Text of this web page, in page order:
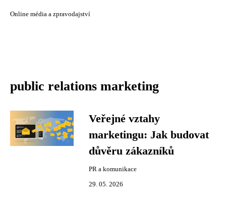
Online média a zpravodajství
public relations marketing
Veřejné vztahy
marketingu: Jak budovat
důvěru zákazníků
PR a komunikace
29. 05. 2026